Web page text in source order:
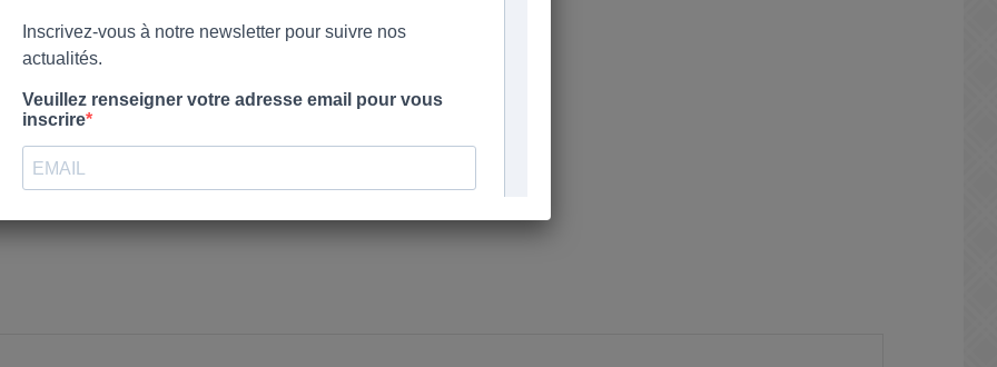
Créer une nouvelle liste
Annuler Créer une liste d'envies
Annuler